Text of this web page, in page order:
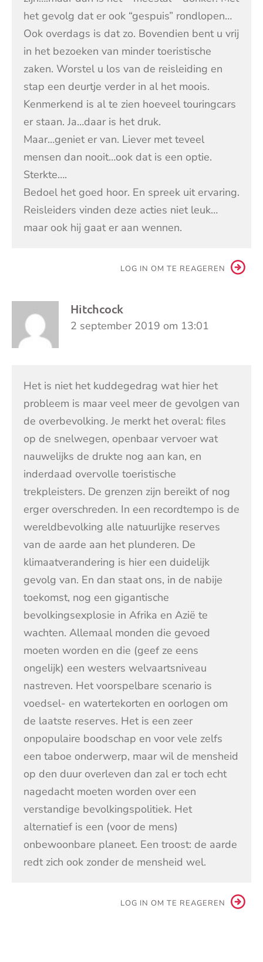
het gevolg dat er ook “gespuis” rondlopen…
Ook overdags is dat zo. Bovendien bent u vrij
in het bezoeken van minder toeristische
zaken. Worstel u los van de reisleiding en
stap een deurtje verder in al het moois.
Kenmerkend is al te zien hoeveel touringcars
er staan. Ja…daar is het druk.
Maar…geniet er van. Liever met teveel
mensen dan nooit…ook dat is een optie.
Sterkte….
Bedoel het goed hoor. En spreek uit ervaring.
Reisleiders vinden deze acties niet leuk…
maar ook hij gaat er aan wennen.
LOG IN OM TE REAGEREN
Hitchcock
2 september 2019 om 13:01
Het is niet het kuddegedrag wat hier het
probleem is maar veel meer de gevolgen van
de overbevolking. Je merkt het overal: files
op de snelwegen, openbaar vervoer wat
nauwelijks de drukte nog aan kan, en
inderdaad overvolle toeristische
trekpleisters. De grenzen zijn bereikt of nog
erger overschreden. In een recordtempo is de
wereldbevolking alle natuurlijke reserves
van de aarde aan het plunderen. De
klimaatverandering is hier een duidelijk
gevolg van. En dan staat ons, in de nabije
toekomst, nog een gigantische
bevolkingsexplosie in Afrika en Azië te
wachten. Allemaal monden die gevoed
moeten worden en die (geef ze eens
ongelijk) een westers welvaartsniveau
nastreven. Het voorspelbare scenario is
voedsel- en watertekorten en oorlogen om
de laatste reserves. Het is een zeer
onpopulaire boodschap en voor vele zelfs
een taboe onderwerp, maar wil de mensheid
op den duur overleven dan zal er toch echt
nagedacht moeten worden over een
verstandige bevolkingspolitiek. Het
alternatief is een (voor de mens)
onbewoonbare planeet. Een troost: de aarde
redt zich ook zonder de mensheid wel.
LOG IN OM TE REAGEREN